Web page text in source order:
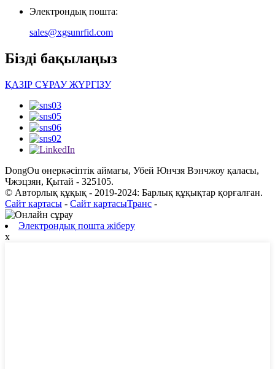
Электрондық пошта:
sales@xgsunrfid.com
Бізді бақылаңыз
ҚАЗІР СҰРАУ ЖҮРГІЗУ
DongOu өнеркәсіптік аймағы, Убей Юнчзя Вэнчжоу қаласы,
Чжэцзян, Қытай - 325105.
© Авторлық құқық - 2019-2024: Барлық құқықтар қорғалған.
Сайт картасы - Сайт картасыТранс -
Электрондық пошта жіберу
x